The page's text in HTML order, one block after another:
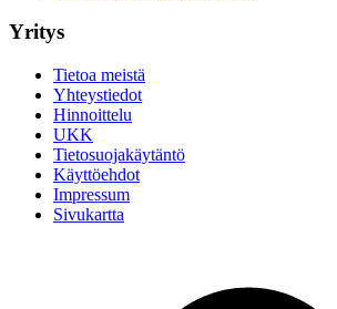
Yritys
Tietoa meistä
Yhteystiedot
Hinnoittelu
UKK
Tietosuojakäytäntö
Käyttöehdot
Impressum
Sivukartta